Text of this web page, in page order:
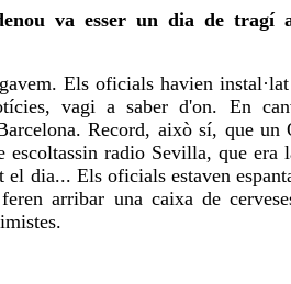
va esser un dia de tragí
Els oficials havien
vagi a saber d'on. En
Record, això sí, que un
escoltassin radio Sevilla, que era
el dia... Els oficials estaven
arribar una caixa de